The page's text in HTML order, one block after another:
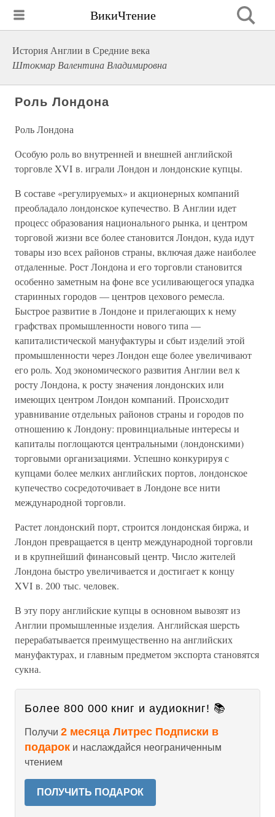
ВикиЧтение
История Англии в Средние века
Штокмар Валентина Владимировна
Роль Лондона
Роль Лондона
Особую роль во внутренней и внешней английской
торговле XVI в. играли Лондон и лондонские купцы.
В составе «регулируемых» и акционерных компаний
преобладало лондонское купечество. В Англии идет
процесс образования национального рынка, и центром
торговой жизни все более становится Лондон, куда идут
товары изо всех районов страны, включая даже наиболее
отдаленные. Рост Лондона и его торговли становится
особенно заметным на фоне все усиливающегося упадка
старинных городов — центров цехового ремесла.
Быстрое развитие в Лондоне и прилегающих к нему
графствах промышленности нового типа —
капиталистической мануфактуры и сбыт изделий этой
промышленности через Лондон еще более увеличивают
его роль. Ход экономического развития Англии вел к
росту Лондона, к росту значения лондонских или
имеющих центром Лондон компаний. Происходит
уравнивание отдельных районов страны и городов по
отношению к Лондону: провинциальные интересы и
капиталы поглощаются центральными (лондонскими)
торговыми организациями. Успешно конкурируя с
купцами более мелких английских портов, лондонское
купечество сосредоточивает в Лондоне все нити
международной торговли.
Растет лондонский порт, строится лондонская биржа, и
Лондон превращается в центр международной торговли
и в крупнейший финансовый центр. Число жителей
Лондона быстро увеличивается и достигает к концу
XVI в. 200 тыс. человек.
В эту пору английские купцы в основном вывозят из
Англии промышленные изделия. Английская шерсть
перерабатывается преимущественно на английских
мануфактурах, и главным предметом экспорта становятся
сукна.
Более 800 000 книг и аудиокниг! 📚
Получи 2 месяца Литрес Подписки в
подарок и наслаждайся неограниченным
чтением
ПОЛУЧИТЬ ПОДАРОК